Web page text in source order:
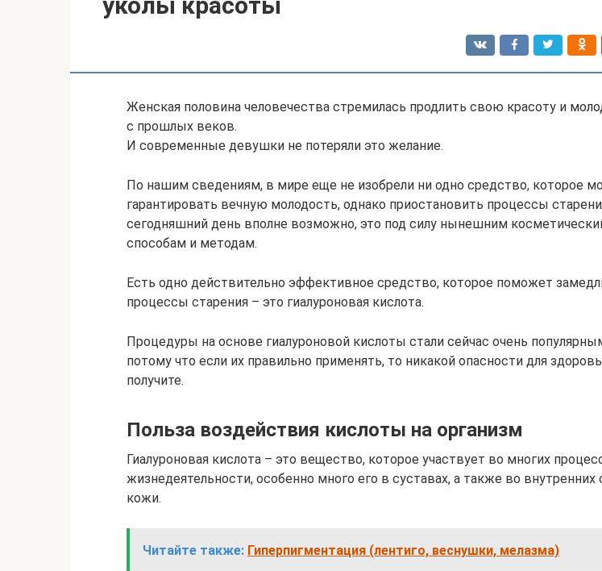
Женская половина человечества стремилась продлить свою красоту и
с прошлых веков.
И современные девушки не потеряли это желание.
По нашим сведениям, в мире еще не изобрели ни одно средство, которое
гарантировать вечную молодость, однако приостановить процессы
сегодняшний день вполне возможно, это под силу нынешним
способам и методам.
Есть одно действительно эффективное средство, которое поможет
процессы старения – это гиалуроновая кислота.
Процедуры на основе гиалуроновой кислоты стали сейчас очень
потому что если их правильно применять, то никакой опасности для
получите.
Польза воздействия кислоты на организм
Гиалуроновая кислота – это вещество, которое участвует во многих
жизнедеятельности, особенно много его в суставах, а также во внутренних
кожи.
Читайте также: Гиперпигментация (лентиго, веснушки, мелазма)